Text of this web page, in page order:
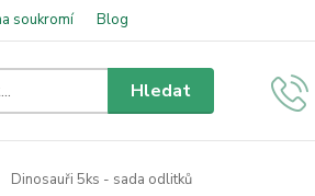
soukromí Blog
Hledat
Dinosauři 5ks - sada odlitků